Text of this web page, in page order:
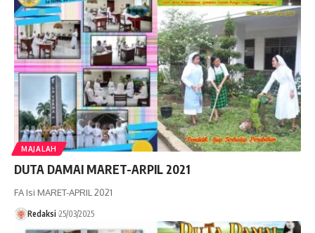
MAJALAH
DUTA DAMAI MARET-ARPIL 2021
FA Isi MARET-APRIL 2021
Redaksi 25/03/2025